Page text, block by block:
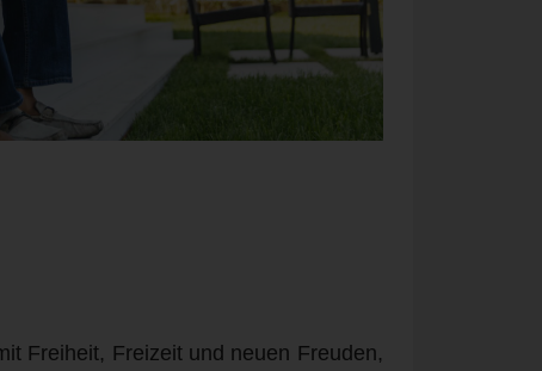
Freiheit, Freizeit und neuen Freuden,